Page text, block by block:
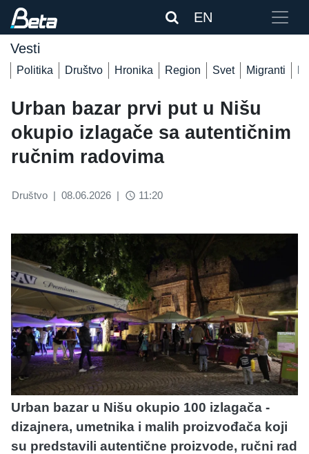
EN
Vesti
Politika Društvo Hronika Region Svet Migranti
Urban bazar prvi put u Nišu
okupio izlagače sa autentičnim
ručnim radovima
Društvo | 08.06.2026 | access_time 11:20
Urban bazar u Nišu okupio 100 izlagača -
dizajnera, umetnika i malih proizvođača koji
su predstavili autentične proizvode, ručni rad